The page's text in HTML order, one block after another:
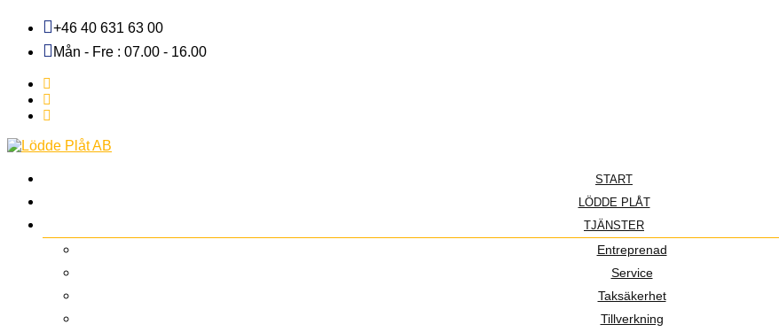
+46 40 631 63 00
Mån - Fre : 07.00 - 16.00
START
LÖDDE PLÅT
TJÄNSTER
Entreprenad
Service
Taksäkerhet
Tillverkning